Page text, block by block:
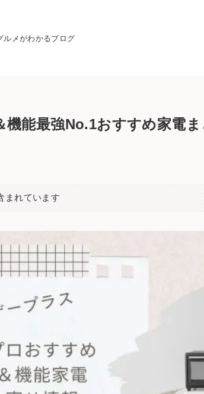
ルメがわかるブログ
機能最強No.1おすすめ家電
まれています